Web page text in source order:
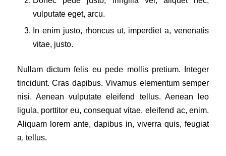
vulputate eget, arcu.
In enim justo, rhoncus ut, imperdiet a, venenatis
vitae, justo.
Nullam dictum felis eu pede mollis pretium. Integer
tincidunt. Cras dapibus. Vivamus elementum semper
nisi. Aenean vulputate eleifend tellus. Aenean leo
ligula, porttitor eu, consequat vitae, eleifend ac, enim.
Aliquam lorem ante, dapibus in, viverra quis, feugiat
a, tellus.